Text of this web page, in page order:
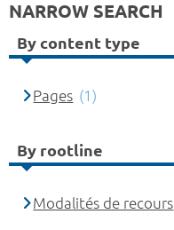
NARROW SEARCH
By content type
Pages (1)
By rootline
Modalités de recours